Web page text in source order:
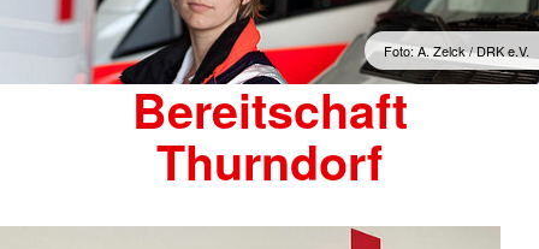
Foto: A. Zelck / DRK e.V.
Bereitschaft
Thurndorf